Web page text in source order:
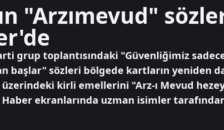
"Arzımevud"
grup toplantısındaki "Güvenliğimiz
başlar" sözleri bölgede kartların yeniden
kirli emellerini "Arz-ı Mevud
ekranlarında uzman isimler